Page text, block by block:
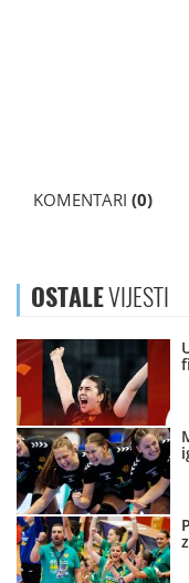
KOMENTARI (0)
OSTALEVIJESTI